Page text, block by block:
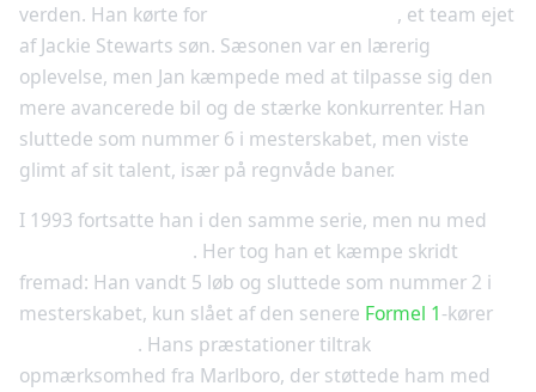
verden. Han kørte for
, et team ejet
af Jackie Stewarts søn. Sæsonen var en lærerig
oplevelse, men Jan kæmpede med at tilpasse sig den
mere avancerede bil og de stærke konkurrenter. Han
sluttede som nummer 6 i mesterskabet, men viste
glimt af sit talent, især på regnvåde baner.
I 1993 fortsatte han i den samme serie, men nu med
. Her tog han et kæmpe skridt
fremad: Han vandt 5 løb og sluttede som nummer 2 i
mesterskabet, kun slået af den senere Formel 1-kører
. Hans præstationer tiltrak
opmærksomhed fra Marlboro, der støttede ham med